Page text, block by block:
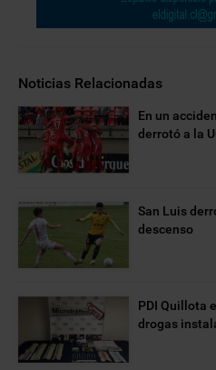
Noticias Relacionadas
En un
derrotó a la
San Luis
descenso
PDI Quillota
drogas